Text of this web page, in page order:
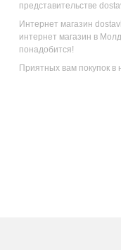
представительстве
Интернет магазин
интернет магазин в
понадобится!
Приятных вам покупок